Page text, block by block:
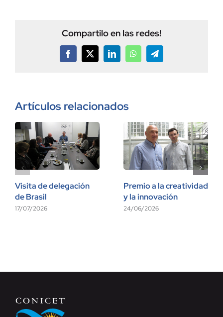
Compartilo en las redes!
Facebook
X LinkedInWhatsAppTelegram
Artículos relacionados
Visita de delegación
de Brasil
17/07/2026
Premio a la creatividad
y la innovación
24/06/2026